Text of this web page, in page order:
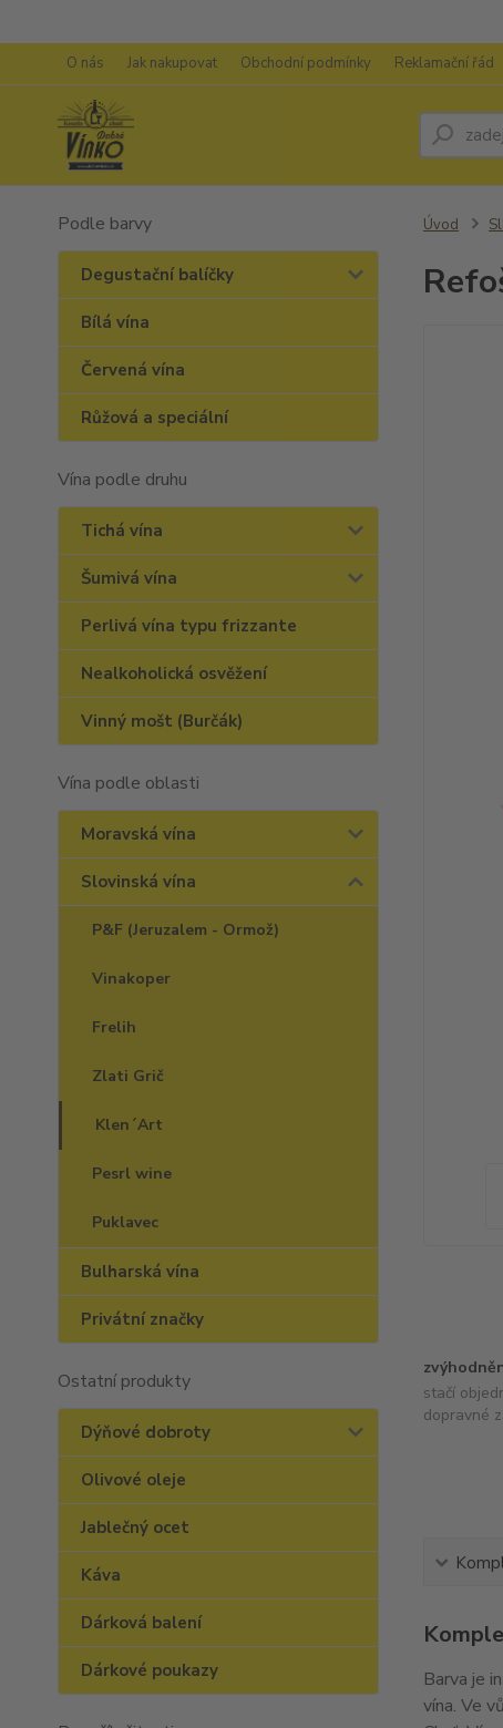
O nás Jak nakupovat Obchodní podmínky Reklamační řád
Podle barvy
Degustační balíčky
Bílá vína
Červená vína
Růžová a speciální
Vína podle druhu
Tichá vína
Šumivá vína
Perlivá vína typu frizzante
Nealkoholická osvěžení
Vinný mošt (Burčák)
Vína podle oblasti
Moravská vína
Slovinská vína
P&F (Jeruzalem - Ormož)
Vinakoper
Frelih
Zlati Grič
Klen´Art
Pesrl wine
Puklavec
Bulharská vína
Privátní značky
Ostatní produkty
Dýňové dobroty
Olivové oleje
Jablečný ocet
Káva
Dárková balení
Dárkové poukazy
Úvod
stačí
dopravné
Barva je
vína. Ve